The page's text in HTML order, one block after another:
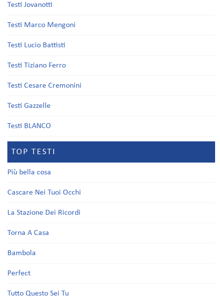
Testi Jovanotti
Testi Marco Mengoni
Testi Lucio Battisti
Testi Tiziano Ferro
Testi Cesare Cremonini
Testi Gazzelle
Testi BLANCO
TOP TESTI
Più bella cosa
Cascare Nei Tuoi Occhi
La Stazione Dei Ricordi
Torna A Casa
Bambola
Perfect
Tutto Questo Sei Tu